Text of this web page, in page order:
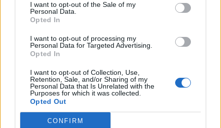
I want to opt-out of the Sale of my
Personal Data.
Opted In
I want to opt-out of processing my
Personal Data for Targeted Advertising.
Opted In
I want to opt-out of Collection, Use,
Retention, Sale, and/or Sharing of my
Personal Data that Is Unrelated with the
Purposes for which it was collected.
Opted Out
CONFIRM
περιλαμβάνει η εβδομαδιαία
ανασκόπηση του Δημάρχου
Γαμήλιος τουρισμός: Στην Κρήτη από όλες τις
ΚΡΗΤΗ
από όλες τις ηπείρους, για τον
γάμο των ονείρων τους!
Κασσάνοι: Όλα έτοιμα για την Γιορτή Κρεμμυδιού
ΚΡΗΤΗ 09:29